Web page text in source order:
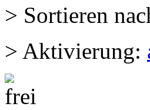
> Sortieren
> Aktivierung: